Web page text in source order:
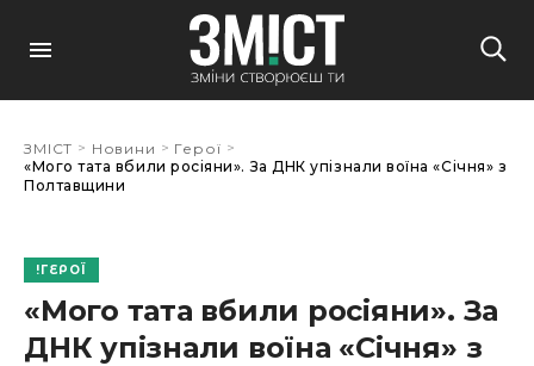
ЗМІСТ > Новини > Герої >
«Мого тата вбили росіяни». За ДНК упізнали воїна «Січня» з
Полтавщини
ГЕРОЇ
«Мого тата вбили росіяни». За
ДНК упізнали воїна «Січня» з